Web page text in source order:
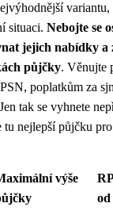
variantu,
situaci. Nebojte se
jejich nabídky a
půjčky. Věnujte
poplatkům za
tak se vyhnete
tu nejlepší půjčku
výše
od